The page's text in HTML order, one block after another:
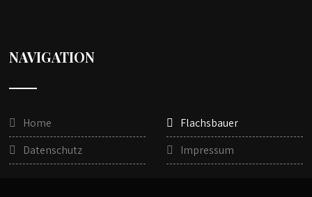
NAVIGATION
Home
Flachsbauer
Datenschutz
Impressum